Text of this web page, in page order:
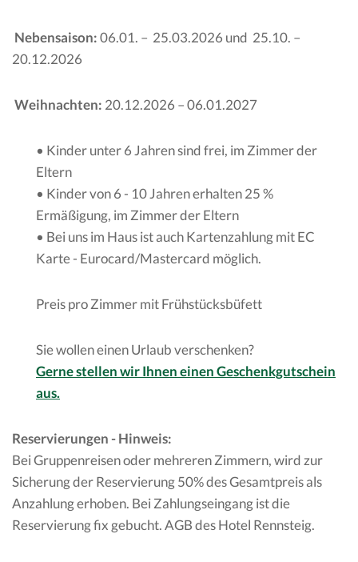
Nebensaison:06.01. – 25.03.2026 und 25.10. –
20.12.2026
Weihnachten: 20.12.2026 – 06.01.2027
• Kinder unter 6 Jahren sind frei, im Zimmer der
Eltern
• Kinder von 6 - 10 Jahren erhalten 25 %
Ermäßigung, im Zimmer der Eltern
• Bei uns im Haus ist auch Kartenzahlung mit EC
Karte - Eurocard/Mastercard möglich.
Preis pro Zimmer mit Frühstücksbüfett
Sie wollen einen Urlaub verschenken?
Gerne stellen wir Ihnen einen Geschenkgutschein
aus.
Reservierungen - Hinweis:
Bei Gruppenreisen oder mehreren Zimmern, wird zur
Sicherung der Reservierung 50% des Gesamtpreis als
Anzahlung erhoben. Bei Zahlungseingang ist die
Reservierung fix gebucht. AGB des Hotel Rennsteig.